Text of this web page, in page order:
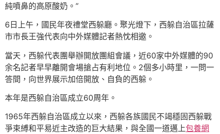
純噴鼻的高原酸奶。”
6日上午，國民年夜禮堂西躲廳。聚光燈下，西躲自治區拉薩
市市長王強代表向中外媒體記者熱忱相邀。
當天，西躲代表團舉辦開放團組會議，近60家中外媒體的90
余名記者早早離開會場搶占有利地位。2個多小時里，一問一
答間，向世界展示加倍開放、自負的西躲。
本年是西躲自治區成立60周年。
1965年西躲自治區成立以來，西躲各族國民不竭穩固西躲戰
爭束縛和平易近主改造的巨大結果，與全國一道邁上包養網